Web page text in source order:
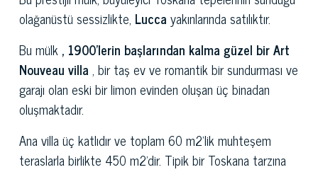
olağanüstü sessizlikte, Lucca yakınlarında satılıktır.
Bu mülk , 1900'lerin başlarından kalma güzel bir Art
Nouveau villa , bir taş ev ve romantik bir sundurması ve
garajı olan eski bir limon evinden oluşan üç binadan
oluşmaktadır.
Ana villa üç katlıdır ve toplam 60 m2'lik muhteşem
teraslarla birlikte 450 m2'dir. Tipik bir Toskana tarzına